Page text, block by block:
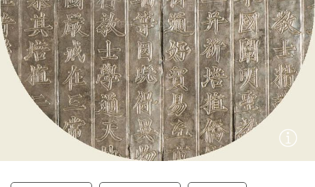
寺
廟
巴
士